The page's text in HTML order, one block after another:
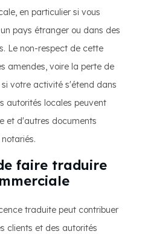
en particulier si vous
pays étranger ou dans des
Le non-respect de cette
amendes, voire la perte de
votre activité s'étend dans
autorités locales peuvent
et d'autres documents
faire traduire
traduite peut contribuer
clients et des autorités